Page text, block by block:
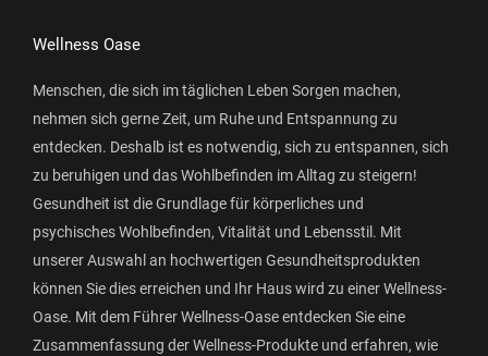
Wellness Oase
Menschen, die sich im täglichen Leben Sorgen machen,
nehmen sich gerne Zeit, um Ruhe und Entspannung zu
entdecken. Deshalb ist es notwendig, sich zu entspannen, sich
zu beruhigen und das Wohlbefinden im Alltag zu steigern!
Gesundheit ist die Grundlage für körperliches und
psychisches Wohlbefinden, Vitalität und Lebensstil. Mit
unserer Auswahl an hochwertigen Gesundheitsprodukten
können Sie dies erreichen und Ihr Haus wird zu einer Wellness-
Oase. Mit dem Führer Wellness-Oase entdecken Sie eine
Zusammenfassung der Wellness-Produkte und erfahren, wie